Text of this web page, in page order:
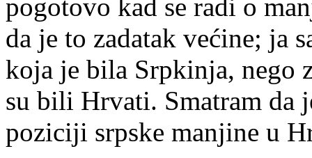
pogotovo kad se radi o
da je to zadatak većine; ja
koja je bila Srpkinja, nego
su bili Hrvati. Smatram da
poziciji srpske manjine u